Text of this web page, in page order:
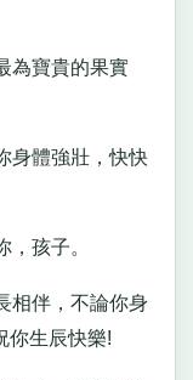
寶貴的果實
體強壯，快快
孩子。
伴，不論你身
你生辰快樂!